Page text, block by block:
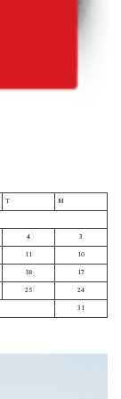
M
T
3
4
10
11
17
18
24
25
31